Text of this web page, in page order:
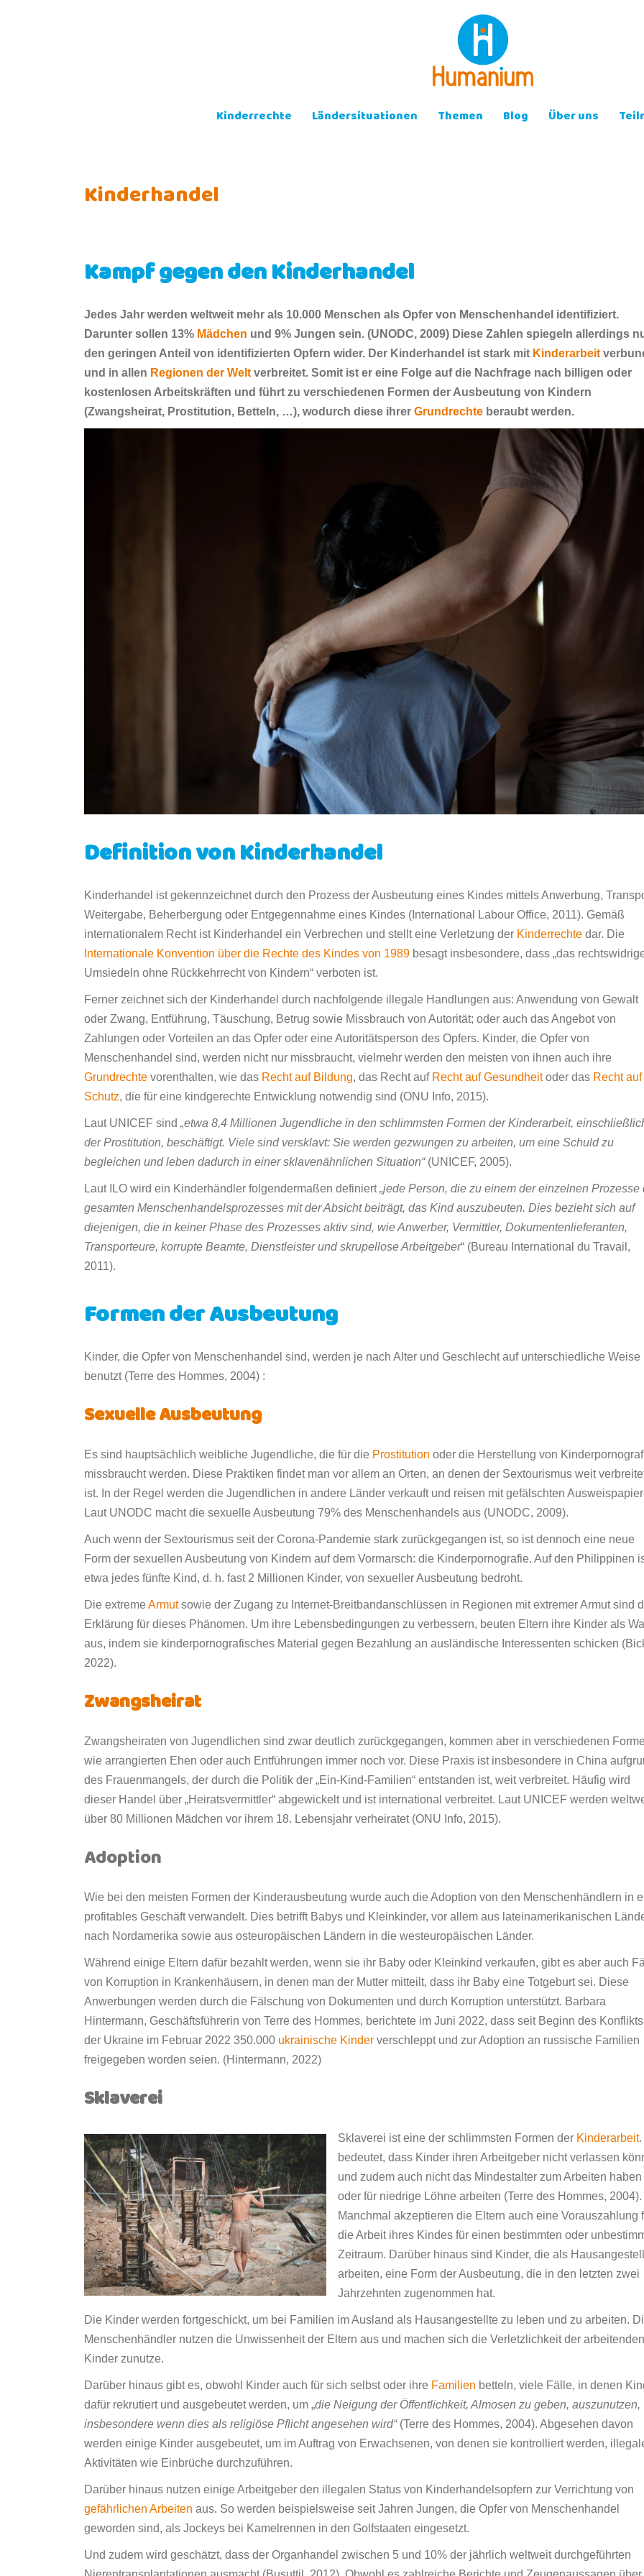
Kinderrechte Ländersituationen Themen Blog Über uns
Kinderhandel
Kampf gegen den Kinderhandel
Jedes Jahr werden weltweit mehr als 10.000 Menschen als Opfer von Menschenhandel identifiziert.
Darunter sollen 13% Mädchen und 9% Jungen sein. (UNODC, 2009) Diese Zahlen spiegeln allerdings
den geringen Anteil von identifizierten Opfern wider. Der Kinderhandel ist stark mit Kinderarbeit
und in allen Regionen der Welt verbreitet. Somit ist er eine Folge auf die Nachfrage nach billigen oder
kostenlosen Arbeitskräften und führt zu verschiedenen Formen der Ausbeutung von Kindern
(Zwangsheirat, Prostitution, Betteln, …), wodurch diese ihrer Grundrechte beraubt werden.
Definition von Kinderhandel
Kinderhandel ist gekennzeichnet durch den Prozess der Ausbeutung eines Kindes mittels Anwerbung,
Weitergabe, Beherbergung oder Entgegennahme eines Kindes (International Labour Office, 2011). Gemäß
internationalem Recht ist Kinderhandel ein Verbrechen und stellt eine Verletzung der Kinderrechte dar. Die
Internationale Konvention über die Rechte des Kindes von 1989 besagt insbesondere, dass „das
Umsiedeln ohne Rückkehrrecht von Kindern“ verboten ist.
Ferner zeichnet sich der Kinderhandel durch nachfolgende illegale Handlungen aus: Anwendung von Gewalt
oder Zwang, Entführung, Täuschung, Betrug sowie Missbrauch von Autorität; oder auch das Angebot von
Zahlungen oder Vorteilen an das Opfer oder eine Autoritätsperson des Opfers. Kinder, die Opfer von
Menschenhandel sind, werden nicht nur missbraucht, vielmehr werden den meisten von ihnen auch ihre
Grundrechte vorenthalten, wie das Recht auf Bildung, das Recht auf Recht auf Gesundheitoder das Recht auf
Schutz, die für eine kindgerechte Entwicklung notwendig sind (ONU Info, 2015).
Laut UNICEF sind „etwa 8,4 Millionen Jugendliche in den schlimmsten Formen der Kinderarbeit,
der Prostitution, beschäftigt. Viele sind versklavt: Sie werden gezwungen zu arbeiten, um eine Schuld zu
begleichen und leben dadurch in einer sklavenähnlichen Situation“(UNICEF, 2005).
Laut ILO wird ein Kinderhändler folgendermaßen definiert„jede Person, die zu einem der einzelnen Prozesse
gesamten Menschenhandelsprozesses mit der Absicht beiträgt, das Kind auszubeuten. Dies bezieht sich auf
diejenigen, die in keiner Phase des Prozesses aktiv sind, wie Anwerber, Vermittler, Dokumentenlieferanten,
Transporteure, korrupte Beamte, Dienstleister und skrupellose Arbeitgeber“ (Bureau International du Travail,
2011).
Formen der Ausbeutung
Kinder, die Opfer von Menschenhandel sind, werden je nach Alter und Geschlecht auf unterschiedliche Weise
benutzt (Terre des Hommes, 2004) :
Sexuelle Ausbeutung
Es sind hauptsächlich weibliche Jugendliche, die für die Prostitution oder die Herstellung von
missbraucht werden. Diese Praktiken findet man vor allem an Orten, an denen der Sextourismus weit
ist. In der Regel werden die Jugendlichen in andere Länder verkauft und reisen mit gefälschten
Laut UNODC macht die sexuelle Ausbeutung 79% des Menschenhandels aus (UNODC, 2009).
Auch wenn der Sextourismus seit der Corona-Pandemie stark zurückgegangen ist, so ist dennoch eine neue
Form der sexuellen Ausbeutung von Kindern auf dem Vormarsch: die Kinderpornografie. Auf den Philippinen
etwa jedes fünfte Kind, d. h. fast 2 Millionen Kinder, von sexueller Ausbeutung bedroht.
Die extreme Armutsowie der Zugang zu Internet-Breitbandanschlüssen in Regionen mit extremer Armut sind
Erklärung für dieses Phänomen. Um ihre Lebensbedingungen zu verbessern, beuten Eltern ihre Kinder als
aus, indem sie kinderpornografisches Material gegen Bezahlung an ausländische Interessenten schicken
2022).
Zwangsheirat
Zwangsheiraten von Jugendlichen sind zwar deutlich zurückgegangen, kommen aber in verschiedenen
wie arrangierten Ehen oder auch Entführungen immer noch vor. Diese Praxis ist insbesondere in China
des Frauenmangels, der durch die Politik der „Ein-Kind-Familien“ entstanden ist, weit verbreitet. Häufig wird
dieser Handel über „Heiratsvermittler“ abgewickelt und ist international verbreitet. Laut UNICEF werden
über 80 Millionen Mädchen vor ihrem 18. Lebensjahr verheiratet (ONU Info, 2015).
Adoption
Wie bei den meisten Formen der Kinderausbeutung wurde auch die Adoption von den Menschenhändlern in
profitables Geschäft verwandelt. Dies betrifft Babys und Kleinkinder, vor allem aus lateinamerikanischen
nach Nordamerika sowie aus osteuropäischen Ländern in die westeuropäischen Länder.
Während einige Eltern dafür bezahlt werden, wenn sie ihr Baby oder Kleinkind verkaufen, gibt es aber auch
von Korruption in Krankenhäusern, in denen man der Mutter mitteilt, dass ihr Baby eine Totgeburt sei. Diese
Anwerbungen werden durch die Fälschung von Dokumenten und durch Korruption unterstützt. Barbara
Hintermann, Geschäftsführerin von Terre des Hommes, berichtete im Juni 2022, dass seit Beginn des
der Ukraine im Februar 2022 350.000 ukrainische Kinder verschleppt und zur Adoption an russische Familien
freigegeben worden seien. (Hintermann, 2022)
Sklaverei
Sklaverei ist eine der schlimmsten Formen der Kinderarbeit.
bedeutet, dass Kinder ihren Arbeitgeber nicht verlassen
und zudem auch nicht das Mindestalter zum Arbeiten haben
oder für niedrige Löhne arbeiten (Terre des Hommes, 2004).
Manchmal akzeptieren die Eltern auch eine Vorauszahlung
die Arbeit ihres Kindes für einen bestimmten oder
Zeitraum. Darüber hinaus sind Kinder, die als
arbeiten, eine Form der Ausbeutung, die in den letzten zwei
Jahrzehnten zugenommen hat.
Die Kinder werden fortgeschickt, um bei Familien im Ausland als Hausangestellte zu leben und zu arbeiten.
Menschenhändler nutzen die Unwissenheit der Eltern aus und machen sich die Verletzlichkeit der arbeitenden
Kinder zunutze.
Darüber hinaus gibt es, obwohl Kinder auch für sich selbst oder ihre Familien betteln, viele Fälle, in denen
dafür rekrutiert und ausgebeutet werden, um „die Neigung der Öffentlichkeit, Almosen zu geben, auszunutzen,
insbesondere wenn dies als religiöse Pflicht angesehen wird“(Terre des Hommes, 2004). Abgesehen davon
werden einige Kinder ausgebeutet, um im Auftrag von Erwachsenen, von denen sie kontrolliert werden,
Aktivitäten wie Einbrüche durchzuführen.
Darüber hinaus nutzen einige Arbeitgeber den illegalen Status von Kinderhandelsopfern zur Verrichtung von
gefährlichen Arbeiten aus. So werden beispielsweise seit Jahren Jungen, die Opfer von Menschenhandel
geworden sind, als Jockeys bei Kamelrennen in den Golfstaaten eingesetzt.
Und zudem wird geschätzt, dass der Organhandel zwischen 5 und 10% der jährlich weltweit durchgeführten